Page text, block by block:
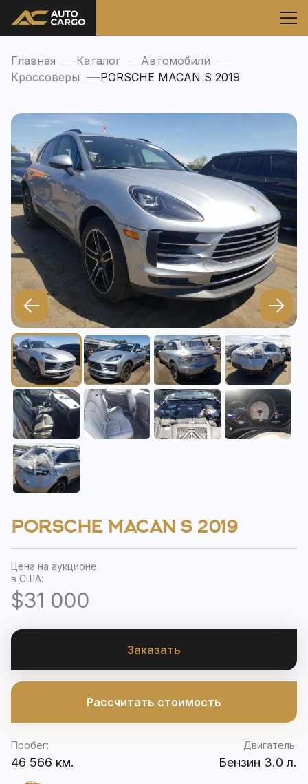
Главная Каталог
Автомобили
Кроссоверы
PORSCHE MACAN S 2019
PORSCHE MACAN S 2019
Цена на аукционе
в США:
$31 000
Заказать
Рассчитать стоимость
Пробег:
46 566 км.
Двигатель:
Бензин 3.0 л.